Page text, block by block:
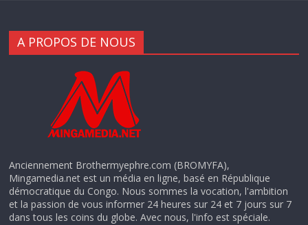
A PROPOS DE NOUS
Anciennement Brothermyephre.com (BROMYFA),
Mingamedia.net est un média en ligne, basé en République
démocratique du Congo. Nous sommes la vocation, l'ambition
et la passion de vous informer 24 heures sur 24 et 7 jours sur 7
dans tous les coins du globe. Avec nous, l'info est spéciale.